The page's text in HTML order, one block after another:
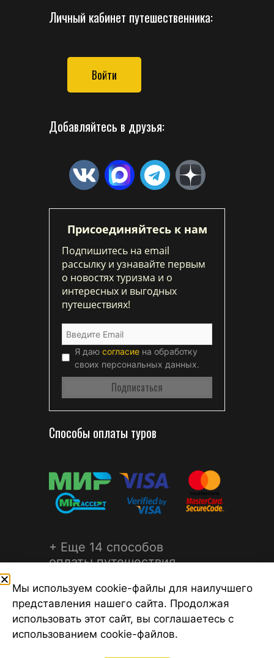
Личный кабинет путешественника:
Войти
Добавляйтесь в друзья:
Присоединяйтесь к нам
Подпишитесь на email
рассылку и узнавайте первым
о новостях туризма и о
интересных и выгодных
путешествиях!
Я даю согласие на обработку
своих персональных данных.
Способы оплаты туров
+ Еще 14 способов
оплаты путешествия
©2026 Турагентство Турсфера - Поиск туров от надежных
Мы используем cookie-файлы для наилучшего
представления нашего сайта. Продолжая
использовать этот сайт, вы соглашаетесь с
использованием cookie-файлов.